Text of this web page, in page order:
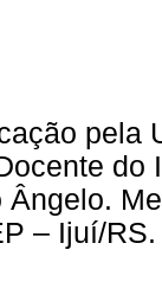
pela
Ângelo.
– Ijuí/RS.